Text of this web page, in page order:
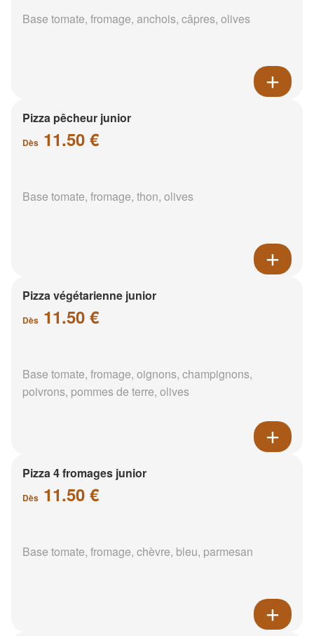
Base tomate, fromage, anchois, câpres, olives
Pizza pêcheur junior
Dès 11.50 €
Base tomate, fromage, thon, olives
Pizza végétarienne junior
Dès 11.50 €
Base tomate, fromage, oignons, champignons,
poivrons, pommes de terre, olives
Pizza 4 fromages junior
Dès 11.50 €
Base tomate, fromage, chèvre, bleu, parmesan